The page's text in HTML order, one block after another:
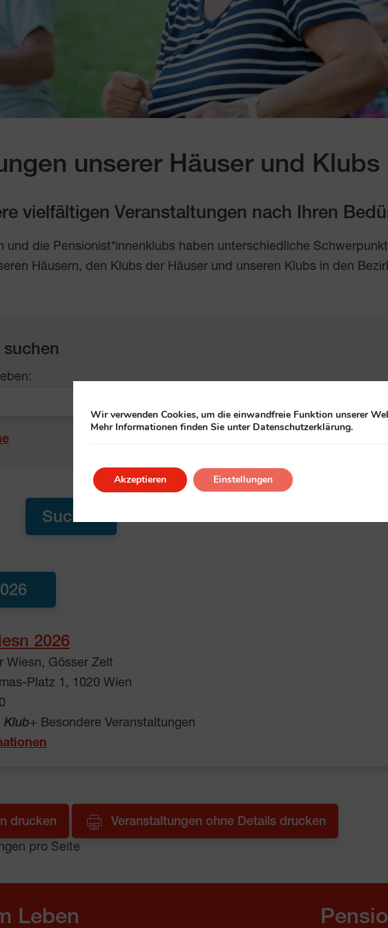
unserer Häuser und Klubs
vielfältigen Veranstaltungen nach Ihren
und die Pensionist*innenklubs haben unterschiedliche
Häusern, den Klubs der Häuser und unseren Klubs in den
2026
Wiesn, Gösser Zelt
Platz 1, 1020 Wien
Klub+ Besondere Veranstaltungen
drucken Veranstaltungen ohne Details drucken
pro Seite
Leben
Wir verwenden Cookies, um die einwandfreie Funktion unserer
Mehr Informationen finden Sie unter Datenschutzerklärung.
Akzeptieren Einstellungen